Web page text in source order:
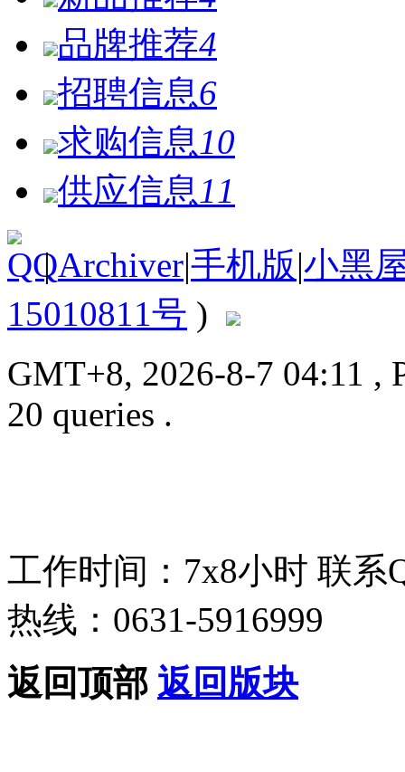
品牌推荐4
招聘信息6
求购信息 10
供应信息 11
| Archiver|手机版|小黑
15010811号 )
GMT+8, 2026-8-7 04:11 ,
20 queries .
工作时间：7x8小时 联系
热线：0631-5916999
返回顶部 返回版块